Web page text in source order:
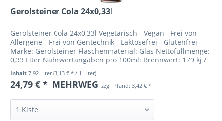
Gerolsteiner Cola 24x0,33l
Gerolsteiner Cola 24x0,33l Vegetarisch - Vegan - Frei von
Allergene - Frei von Gentechnik - Laktosefrei - Glutenfrei
Marke: Gerolsteiner Flaschenmaterial: Glas Nettofüllmenge:
0,33 Liter Nährwertangaben pro 100ml: Brennwert: 179 kj /
Inhalt7.92 Liter(3,13 € * / 1 Liter)
24,79 € * MEHRWEG zzgl. Pfand: 3,42 € *